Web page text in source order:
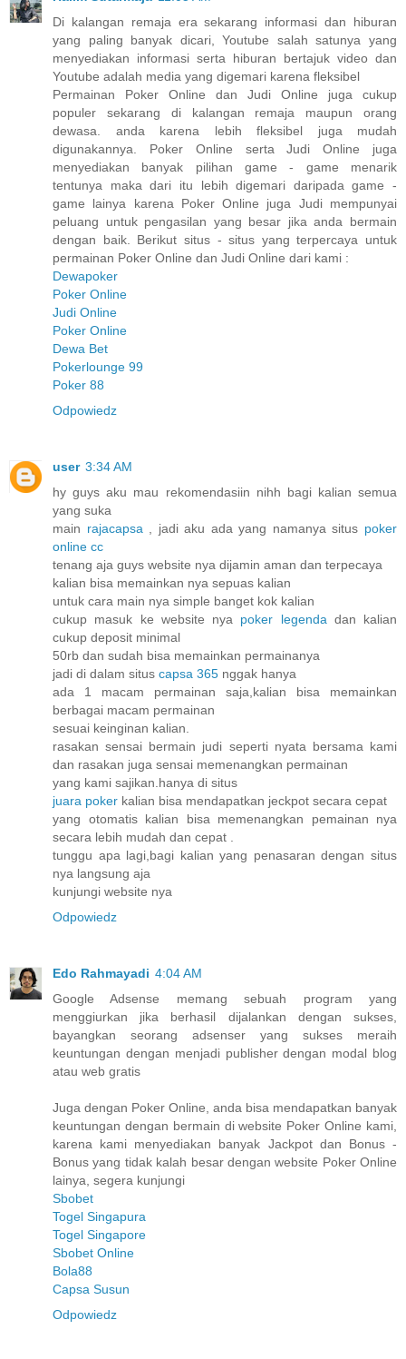
Di kalangan remaja era sekarang informasi dan hiburan
yang paling banyak dicari, Youtube salah satunya yang
menyediakan informasi serta hiburan bertajuk video dan
Youtube adalah media yang digemari karena fleksibel
Permainan Poker Online dan Judi Online juga cukup
populer sekarang di kalangan remaja maupun orang
dewasa. anda karena lebih fleksibel juga mudah
digunakannya. Poker Online serta Judi Online juga
menyediakan banyak pilihan game - game menarik
tentunya maka dari itu lebih digemari daripada game -
game lainya karena Poker Online juga Judi mempunyai
peluang untuk pengasilan yang besar jika anda bermain
dengan baik. Berikut situs - situs yang terpercaya untuk
permainan Poker Online dan Judi Online dari kami :
Dewapoker
Poker Online
Judi Online
Poker Online
Dewa Bet
Pokerlounge 99
Poker 88
Odpowiedz
user 3:34 AM
hy guys aku mau rekomendasiin nihh bagi kalian semua
yang suka
main rajacapsa , jadi aku ada yang namanya situs poker
online cc
tenang aja guys website nya dijamin aman dan terpecaya
kalian bisa memainkan nya sepuas kalian
untuk cara main nya simple banget kok kalian
cukup masuk ke website nya poker legenda dan kalian
cukup deposit minimal
50rb dan sudah bisa memainkan permainanya
jadi di dalam situs capsa 365 nggak hanya
ada 1 macam permainan saja,kalian bisa memainkan
berbagai macam permainan
sesuai keinginan kalian.
rasakan sensai bermain judi seperti nyata bersama kami
dan rasakan juga sensai memenangkan permainan
yang kami sajikan.hanya di situs
juara poker kalian bisa mendapatkan jeckpot secara cepat
yang otomatis kalian bisa memenangkan pemainan nya
secara lebih mudah dan cepat .
tunggu apa lagi,bagi kalian yang penasaran dengan situs
nya langsung aja
kunjungi website nya
Odpowiedz
Edo Rahmayadi 4:04 AM
Google Adsense memang sebuah program yang
menggiurkan jika berhasil dijalankan dengan sukses,
bayangkan seorang adsenser yang sukses meraih
keuntungan dengan menjadi publisher dengan modal blog
atau web gratis
Juga dengan Poker Online, anda bisa mendapatkan banyak
keuntungan dengan bermain di website Poker Online kami,
karena kami menyediakan banyak Jackpot dan Bonus -
Bonus yang tidak kalah besar dengan website Poker Online
lainya, segera kunjungi
Sbobet
Togel Singapura
Togel Singapore
Sbobet Online
Bola88
Capsa Susun
Odpowiedz